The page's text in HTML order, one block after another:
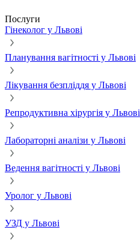
Послуги
Гінеколог у Львові
Планування вагітності у Львові
Лікування безпліддя у Львові
Репродуктивна хірургія у Львові
Лабораторні аналізи у Львові
Ведення вагітності у Львові
Уролог у Львові
УЗД у Львові